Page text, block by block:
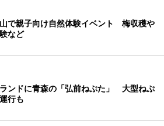
で親子向け自然体験イベント 梅収穫や
など
ンドに青森の「弘前ねぷた」 大型ねぷ
行も